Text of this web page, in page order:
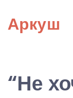
content
Аркуш
“Не